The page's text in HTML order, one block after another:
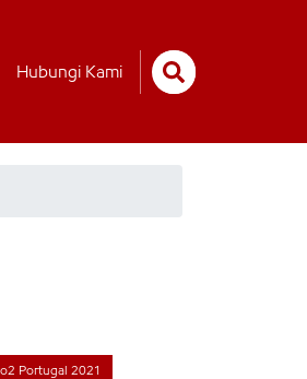
Hubungi Kami
Portugal 2021